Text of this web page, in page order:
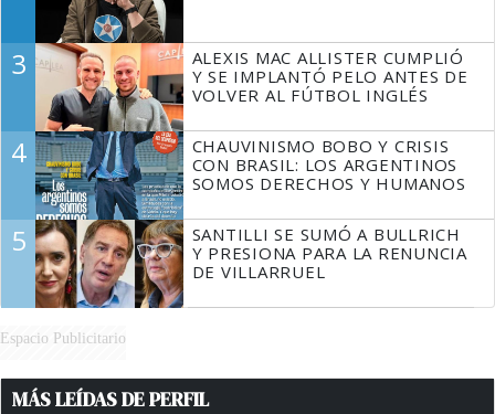
3
ALEXIS MAC ALLISTER CUMPLIÓ
Y SE IMPLANTÓ PELO ANTES DE
VOLVER AL FÚTBOL INGLÉS
4
CHAUVINISMO BOBO Y CRISIS
CON BRASIL: LOS ARGENTINOS
SOMOS DERECHOS Y HUMANOS
5
SANTILLI SE SUMÓ A BULLRICH
Y PRESIONA PARA LA RENUNCIA
DE VILLARRUEL
Espacio Publicitario
MÁS LEÍDAS DE PERFIL